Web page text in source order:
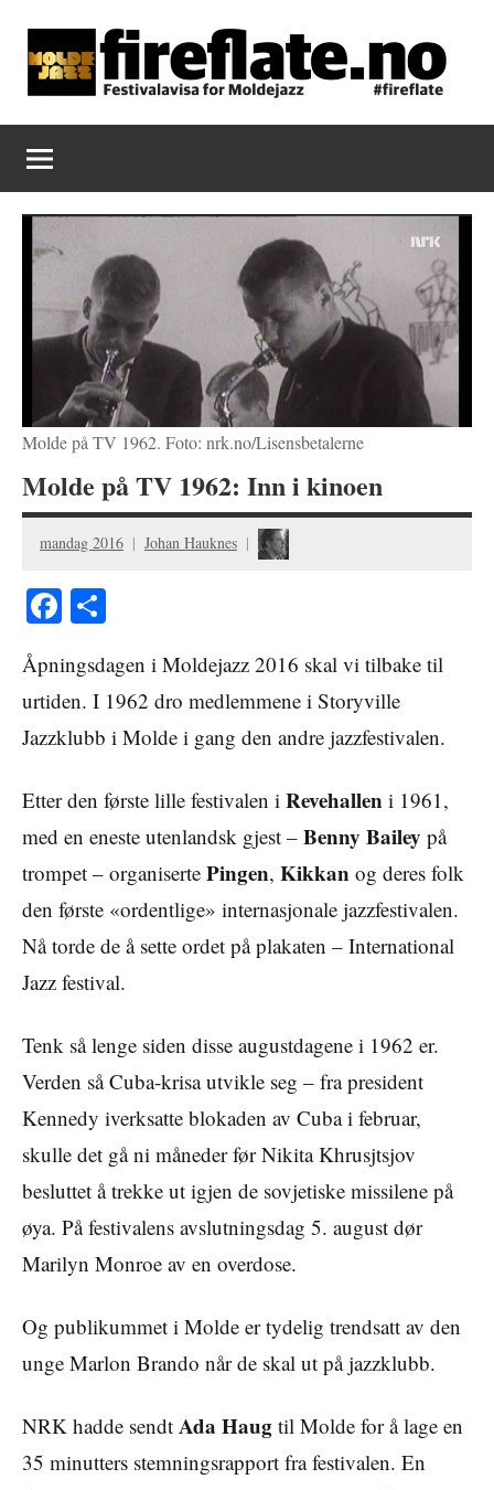
content
Fireflate
Molde på TV 1962. Foto: nrk.no/Lisensbetalerne
Molde på TV 1962: Inn i kinoen
mandag 2016 Johan Hauknes
Facebook
Åpningsdagen i Moldejazz 2016 skal vi tilbake til
urtiden. I 1962 dro medlemmene i Storyville
Jazzklubb i Molde i gang den andre jazzfestivalen.
Etter den første lille festivalen i Revehallen i 1961,
med en eneste utenlandsk gjest – Benny Bailey på
trompet – organiserte Pingen, Kikkan og deres folk
den første «ordentlige» internasjonale jazzfestivalen.
Nå torde de å sette ordet på plakaten – International
Jazz festival.
Tenk så lenge siden disse augustdagene i 1962 er.
Verden så Cuba-krisa utvikle seg – fra president
Kennedy iverksatte blokaden av Cuba i februar,
skulle det gå ni måneder før Nikita Khrusjtsjov
besluttet å trekke ut igjen de sovjetiske missilene på
øya. På festivalens avslutningsdag 5. august dør
Marilyn Monroe av en overdose.
Og publikummet i Molde er tydelig trendsatt av den
unge Marlon Brando når de skal ut på jazzklubb.
NRK hadde sendt Ada Haug til Molde for å lage en
35 minutters stemningsrapport fra festivalen. En